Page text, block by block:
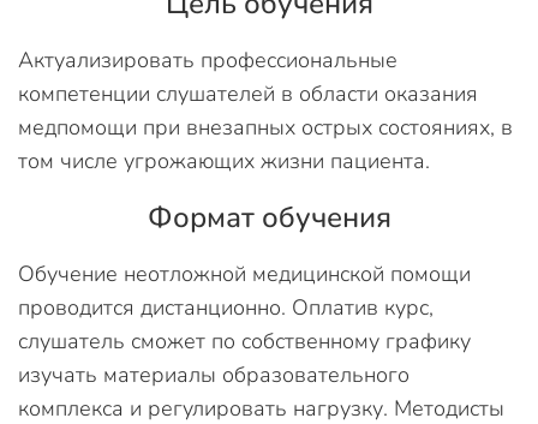
Актуализировать профессиональные
компетенции слушателей в области оказания
медпомощи при внезапных острых состояниях, в
том числе угрожающих жизни пациента.
Формат обучения
Обучение неотложной медицинской помощи
проводится дистанционно. Оплатив курс,
слушатель сможет по собственному графику
изучать материалы образовательного
комплекса и регулировать нагрузку. Методисты